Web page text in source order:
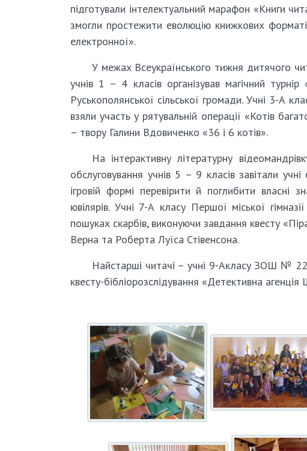
підготували інтелектуальний марафон «Книги
змогли простежити еволюцію книжкових
електронної».
У межах Всеукраїнського тижня дитячого
учнів 1 – 4 класів організував магічний
Руськополянської сільської громади. Учні 3-А
взяли участь у рятувальній операції «Котів
– твору Галини Вдовиченко «36 і 6 котів».
На інтерактивну літературну
обслуговування учнів 5 – 9 класів завітали
ігровій формі перевірити й поглибити власні
ювілярів. Учні 7-А класу Першої міської
пошуках скарбів, виконуючи завдання квесту
Верна та Роберта Луїса Стівенсона.
Найстарші читачі – учні 9-Акласу ЗОШ №
квесту-бібліорозслідування «Детективна